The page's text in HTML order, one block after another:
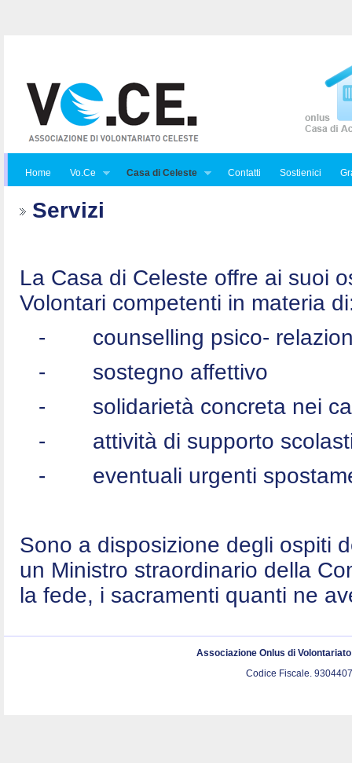
Home Vo.Ce Casa di Celeste Contatti Sostienici
Servizi
La Casa di Celeste offre ai suoi
Volontari competenti in materia
-
counselling psico-
-
sostegno affettivo
-
solidarietà concreta nei
-
attività di supporto
-
eventuali urgenti
Sono a disposizione degli ospiti
un Ministro straordinario della
la fede, i sacramenti quanti ne
Associazione Onlus di
Codice Fiscale.